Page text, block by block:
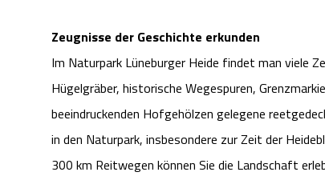
Zeugnisse der Geschichte erkunden
Im Naturpark Lüneburger Heide findet man viele
Hügelgräber, historische Wegespuren,
beeindruckenden Hofgehölzen gelegene
in den Naturpark, insbesondere zur Zeit der
300 km Reitwegen können Sie die Landschaft